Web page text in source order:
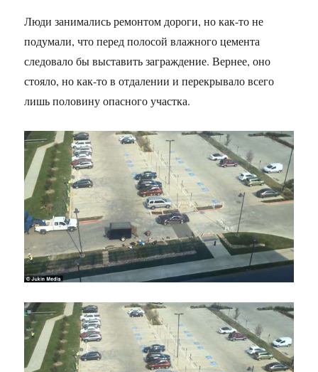
Люди занимались ремонтом дороги, но как-то не
подумали, что перед полосой влажного цемента
следовало бы выставить заграждение. Вернее, оно
стояло, но как-то в отдалении и перекрывало всего
лишь половину опасного участка.